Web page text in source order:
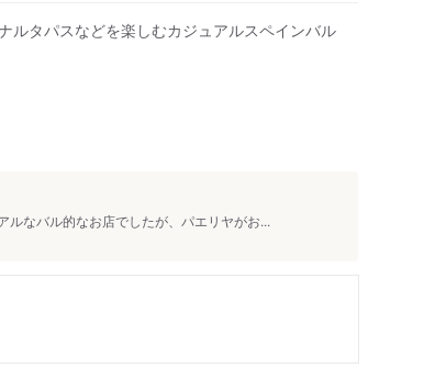
ルタパスなどを楽しむカジュアルスペインバル
なバル的なお店でしたが、パエリヤがお...